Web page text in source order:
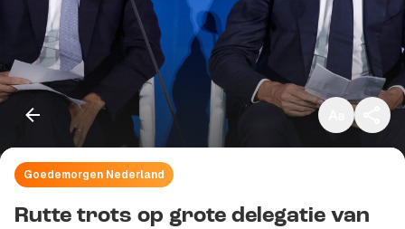
Standaard
Groot
Goedemorgen Nederland
Rutte trots op grote delegatie van